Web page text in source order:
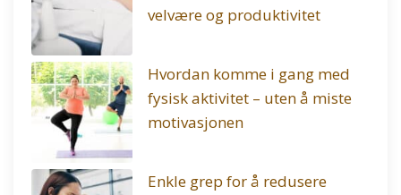
velvære og produktivitet
Hvordan komme i gang med
fysisk aktivitet – uten å miste
motivasjonen
Enkle grep for å redusere